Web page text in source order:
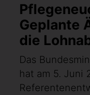
Geplante
die
Das
hat am 5. Juni